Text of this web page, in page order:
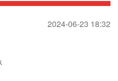
2024-06-23 18:32